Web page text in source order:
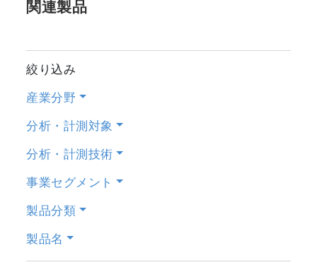
関連製品
絞り込み
産業分野
分析・計測対象
分析・計測技術
事業セグメント
製品分類
製品名